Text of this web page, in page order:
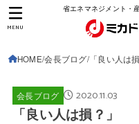
省エネマネジメント・
MENU
HOME 会長ブログ 「良い人は
会長ブログ 2020.11.03
「良い人は損？」